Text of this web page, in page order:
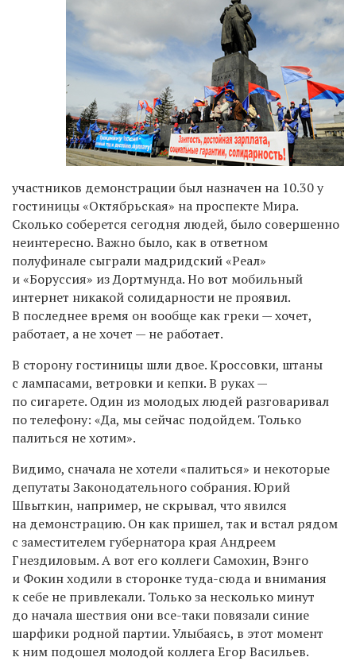
участников демонстрации был назначен на 10.30 у
гостиницы «Октябрьская» на проспекте Мира.
Сколько соберется сегодня людей, было совершенно
неинтересно. Важно было, как в ответном
полуфинале сыграли мадридский «Реал»
и «Боруссия» из Дортмунда. Но вот мобильный
интернет никакой солидарности не проявил.
В последнее время он вообще как греки — хочет,
работает, а не хочет — не работает.
В сторону гостиницы шли двое. Кроссовки, штаны
с лампасами, ветровки и кепки. В руках —
по сигарете. Один из молодых людей разговаривал
по телефону: «Да, мы сейчас подойдем. Только
палиться не хотим».
Видимо, сначала не хотели «палиться» и некоторые
депутаты Законодательного собрания. Юрий
Швыткин, например, не скрывал, что явился
на демонстрацию. Он как пришел, так и встал рядом
с заместителем губернатора края Андреем
Гнездиловым. А вот его коллеги Самохин, Вэнго
и Фокин ходили в сторонке туда-сюда и внимания
к себе не привлекали. Только за несколько минут
до начала шествия они все-таки повязали синие
шарфики родной партии. Улыбаясь, в этот момент
к ним подошел молодой коллега Егор Васильев.